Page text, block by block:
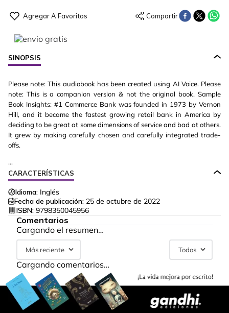
SINOPSIS
Please note: This audiobook has been created using AI Voice. Please
note: This is a companion version & not the original book. Sample
Book Insights: #1 Commerce Bank was founded in 1973 by Vernon
Hill, and it became the fastest growing retail bank in America by
deciding to be great at some dimensions of service and bad at others.
It grew by making carefully chosen and carefully integrated trade-
offs.
...
CARACTERÍSTICAS
Idioma: Inglés
Fecha de publicación: 25 de octubre de 2022
ISBN: 9798350045956
Comentarios
Cargando el resumen…
Más reciente Todos
Cargando comentarios…